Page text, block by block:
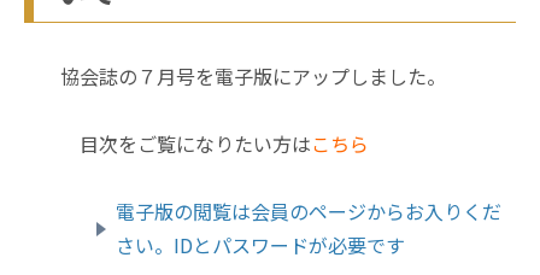
協会誌の７月号を電子版にアップしました。
目次をご覧になりたい方はこちら
電子版の閲覧は会員のページからお入りくだ
さい。IDとパスワードが必要です